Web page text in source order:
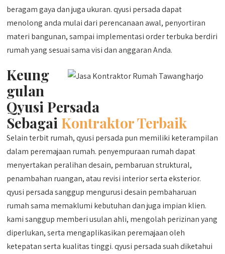
beragam gaya dan juga ukuran. qyusi persada dapat
menolong anda mulai dari perencanaan awal, penyortiran
materi bangunan, sampai implementasi order terbuka berdiri
rumah yang sesuai sama visi dan anggaran Anda.
Keung
gulan
Qyusi Persada
Sebagai Kontraktor Terbaik
Selain terbit rumah, qyusi persada pun memiliki keterampilan
dalam peremajaan rumah. penyempuraan rumah dapat
menyertakan peralihan desain, pembaruan struktural,
penambahan ruangan, atau revisi interior serta eksterior.
qyusi persada sanggup mengurusi desain pembaharuan
rumah sama memaklumi kebutuhan dan juga impian klien.
kami sanggup memberi usulan ahli, mengolah perizinan yang
diperlukan, serta mengaplikasikan peremajaan oleh
ketepatan serta kualitas tinggi. qyusi persada suah diketahui